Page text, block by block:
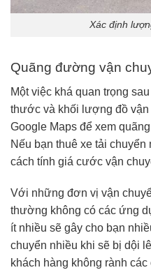
Xác định
Quãng đường vận
Một việc khá quan trọng
thước và khối lượng đồ
Google Maps để xem
Nếu bạn thuê xe tải
cách tính giá cước vận
Với những đơn vị vận
thường không có các ứng
ít nhiều sẽ gây cho bạn
chuyển nhiều khi sẽ bị dội
khách hàng không rành